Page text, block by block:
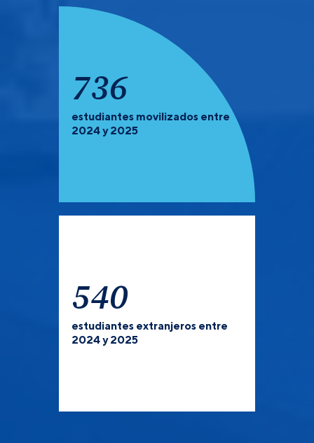
925
estudiantes movilizados entre
2024 y 2025
540
estudiantes extranjeros entre
2024 y 2025
PREGRADO Y POSGRADO:Recuerda que debes de
verificar las universidades que tienen convocatoria